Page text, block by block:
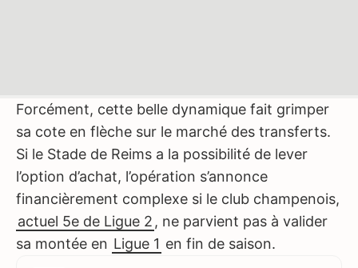
Forcément, cette belle dynamique fait grimper
sa cote en flèche sur le marché des transferts.
Si le Stade de Reims a la possibilité de lever
l’option d’achat, l’opération s’annonce
financièrement complexe si le club champenois,
actuel 5e de Ligue 2 , ne parvient pas à valider
sa montée en Ligue 1 en fin de saison.